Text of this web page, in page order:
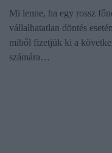
Mi lenne, ha egy rossz
vállalhatatlan döntés
miből fizetjük ki a
számára…